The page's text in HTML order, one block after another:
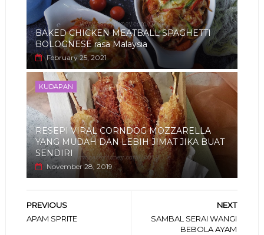
BAKED CHICKEN MEATBALL SPAGHETTI
BOLOGNESE rasa Malaysia
February 25, 2021
KUDAPAN
RESEPI VIRAL CORNDOG MOZZARELLA
YANG MUDAH DAN LEBIH JIMAT JIKA BUAT
SENDIRI
November 28, 2019
NEXT
SAMBAL SERAI WANGI
BEBOLA AYAM
PREVIOUS
APAM SPRITE